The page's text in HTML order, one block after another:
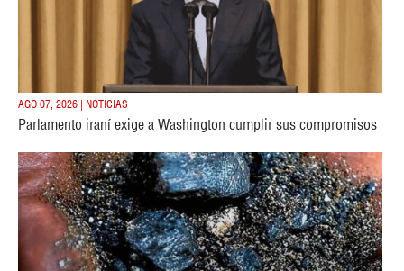
AGO 07, 2026 | NOTICIAS
Parlamento iraní exige a Washington cumplir sus compromisos